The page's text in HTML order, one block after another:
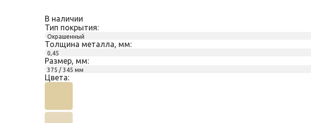
В наличии
Тип покрытия:
Окрашенный
Толщина металла, мм:
0,45
Размер, мм:
375 / 345 мм
Цвета: